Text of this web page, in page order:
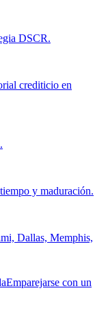
DSCR.
crediticio en
y maduración.
Dallas, Memphis,
Emparejarse con un